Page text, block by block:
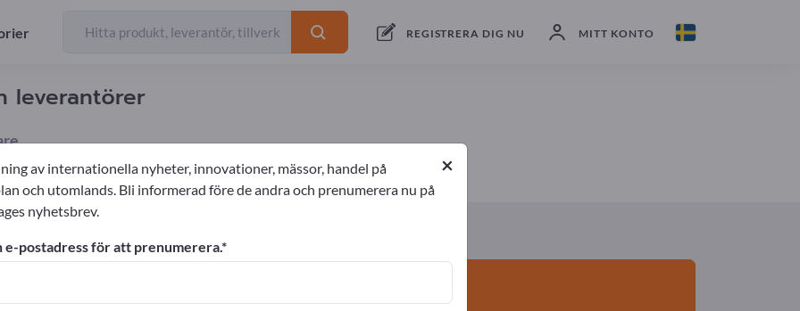
REGISTRERA DIG NU MITT KONTO
leverantörer
exportörer Tillverkare
Våfflor
>> börja här
×
av internationella nyheter, innovationer, mässor, handel på
och utomlands. Bli informerad före de andra och prenumerera nu på
nyhetsbrev.
e-postadress för att prenumerera.